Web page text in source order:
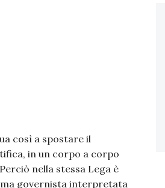
così a spostare il
in un corpo a corpo
nella stessa Lega è
governista interpretata